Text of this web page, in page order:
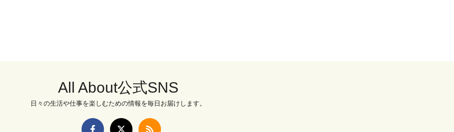
All About公式SNS
日々の生活や仕事を楽しむための情報を毎日お届けします。